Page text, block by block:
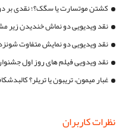
کشتن موتسارت یا سگک؟؛ نقدی بر
نقد ویدیویی دو نماش خندیدن زیر
نقد ویدیویی دو نمایش متفاوت
نقد ویدویی فیلم های روز اول
غبار میمون، تریبون یا تریلر؟
نظرات کاربران